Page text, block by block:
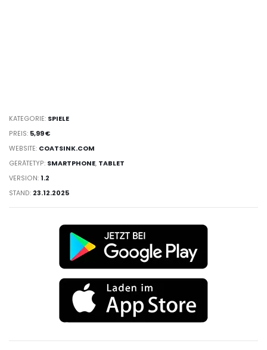
KATEGORIE: SPIELE
PREIS: 5,99 €
WEBSITE: COATSINK.COM
GERÄTETYP: SMARTPHONE, TABLET
VERSION: 1.2
STAND: 23.12.2025